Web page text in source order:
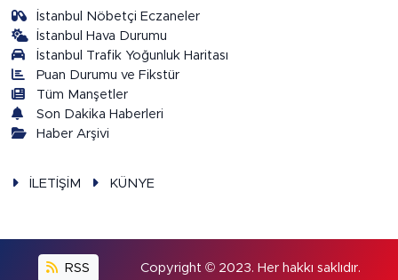
İstanbul Nöbetçi Eczaneler
İstanbul Hava Durumu
İstanbul Trafik Yoğunluk Haritası
Puan Durumu ve Fikstür
Tüm Manşetler
Son Dakika Haberleri
Haber Arşivi
İLETİŞİM KÜNYE
RSS Copyright © 2023. Her hakkı saklıdır.